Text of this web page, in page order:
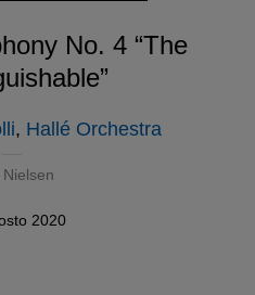
No. 4 “The
, Hallé Orchestra
Nielsen
2020